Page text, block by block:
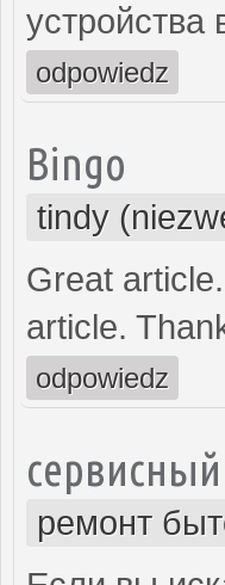
odpowiedz
Bingo
tindy
Great
article.
odpowiedz
ремонт